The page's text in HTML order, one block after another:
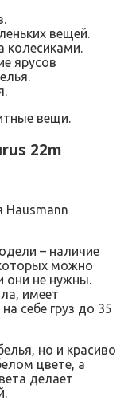
вещей.
колесиками.
ярусов
вещи.
22m
Hausmann
– наличие
можно
они не нужны.
имеет
себе груз до 35
но и красиво
цвете, а
делает